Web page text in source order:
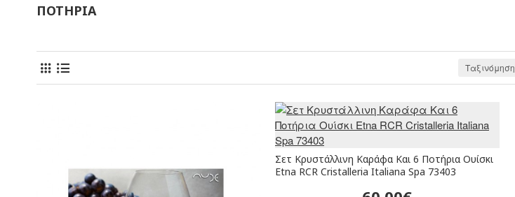
ΠΟΤΉΡΙΑ
Ταξινόμηση
Σετ Κρυστάλλινη Καράφα Και 6 Ποτήρια Ουίσκι
Etna RCR Cristalleria Italiana Spa 73403